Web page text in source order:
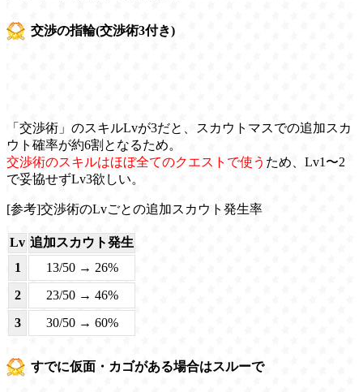
交渉の指輪(交渉術3付き)
「交渉術」のスキルLvが3だと、スカウトマスでの追加スカ
ウト確率が約6割となるため。
交渉術のスキルはほぼ全てのクエストで使う ため、Lv1〜2
で妥協せずLv3欲しい。
[参考]交渉術のLvごとの追加スカウト発生率
Lv 追加スカウト発生
1
13/50 → 26%
2
23/50 → 46%
3
30/50 → 60%
すでに仮面・カゴがある場合はスルーで